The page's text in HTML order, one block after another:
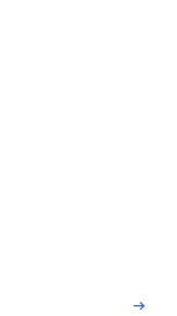
arrow_right_alt